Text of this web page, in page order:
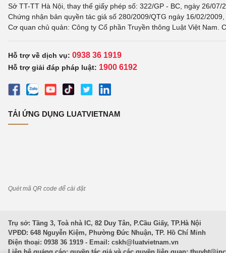
Sở TT-TT Hà Nội, thay thế giấy phép số: 322/GP - BC, ngày 26/
Chứng nhận bản quyền tác giả số 280/2009/QTG ngày 16/02/
Cơ quan chủ quản: Công ty Cổ phần Truyền thông Luật Việt Nam.
Hỗ trợ về dịch vụ: 0938 36 1919
Hỗ trợ giải đáp pháp luật: 1900 6192
TẢI ỨNG DỤNG LUATVIETNAM
Quét mã QR code để cài đặt
Trụ sở: Tầng 3, Toà nhà IC, 82 Duy Tân, P.Cầu Giấy, TP.Hà Nội
VPĐD: 648 Nguyễn Kiệm, Phường Đức Nhuận, TP. Hồ Chí Minh
Điện thoại: 0938 36 1919 - Email: cskh@luatvietnam.vn